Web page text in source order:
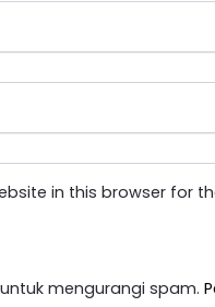
in this browser for
mengurangi spam.